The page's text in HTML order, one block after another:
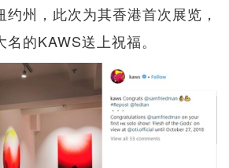
州，此次为其香港首次展览，
的KAWS送上祝福。